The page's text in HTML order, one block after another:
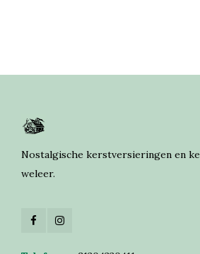
Nostalgische kerstversieringen en
weleer.